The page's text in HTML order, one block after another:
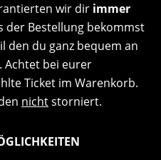
wir dir immer
der Bestellung bekommst
den du ganz bequem an
Achtet bei eurer
Ticket im Warenkorb.
nichtstorniert.